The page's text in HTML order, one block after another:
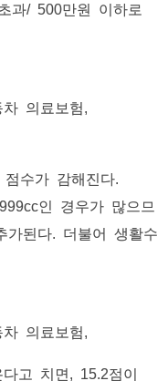
과/ 500만원 이하로
수가 감해진다.
인 경우가 많으므
가된다. 더불어 생활수
고 치면, 15.2점이